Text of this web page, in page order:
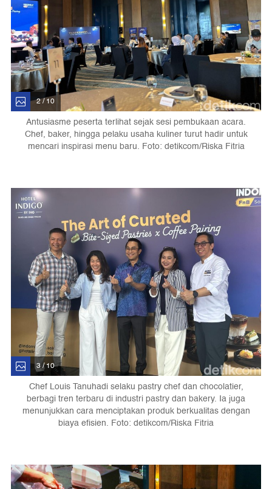
2 / 10
Antusiasme peserta terlihat sejak sesi pembukaan acara.
Chef, baker, hingga pelaku usaha kuliner turut hadir untuk
mencari inspirasi menu baru. Foto: detikcom/Riska Fitria
3 / 10
Chef Louis Tanuhadi selaku pastry chef dan chocolatier,
berbagi tren terbaru di industri pastry dan bakery. Ia juga
menunjukkan cara menciptakan produk berkualitas dengan
biaya efisien. Foto: detikcom/Riska Fitria